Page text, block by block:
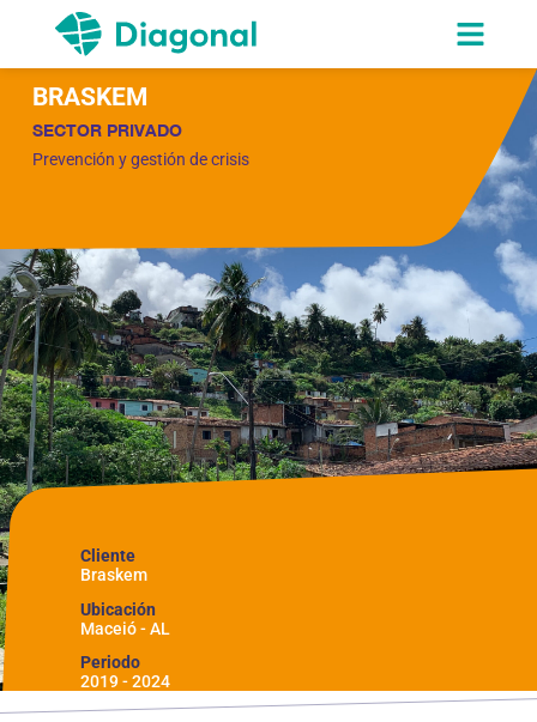
BRASKEM
SECTOR PRIVADO
Prevención y gestión de crisis
Cliente
Braskem
Ubicación
Maceió - AL
Periodo
2019 - 2024